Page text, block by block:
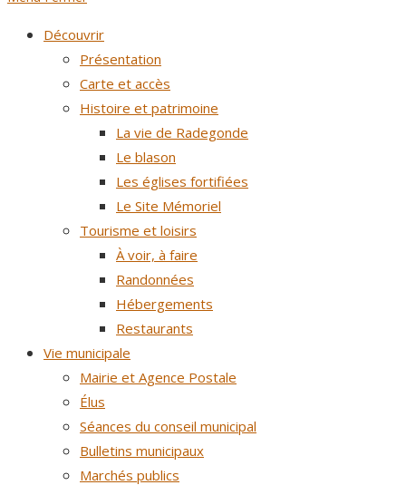
Découvrir
Présentation
Carte et accès
Histoire et patrimoine
La vie de Radegonde
Le blason
Les églises fortifiées
Le Site Mémoriel
Tourisme et loisirs
À voir, à faire
Randonnées
Hébergements
Restaurants
Vie municipale
Mairie et Agence Postale
Élus
Séances du conseil municipal
Bulletins municipaux
Marchés publics